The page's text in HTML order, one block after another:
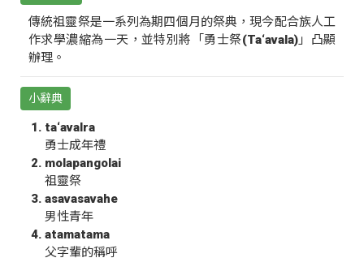
傳統祖靈祭是一系列為期四個月的祭典，現今配合族人工
作求學濃縮為一天，並特別將「勇士祭(Ta‘avala)」凸顯
辦理。
小辭典
ta‘avalra
勇士成年禮
molapangolai
祖靈祭
asavasavahe
男性青年
atamatama
父字輩的稱呼